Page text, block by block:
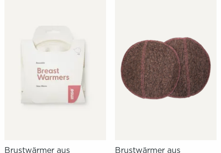
Brustwärmer aus
Brustwärmer aus